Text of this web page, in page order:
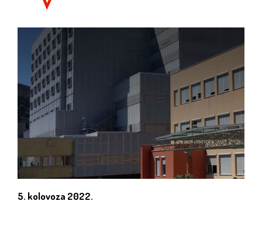
5. kolovoza 2022.